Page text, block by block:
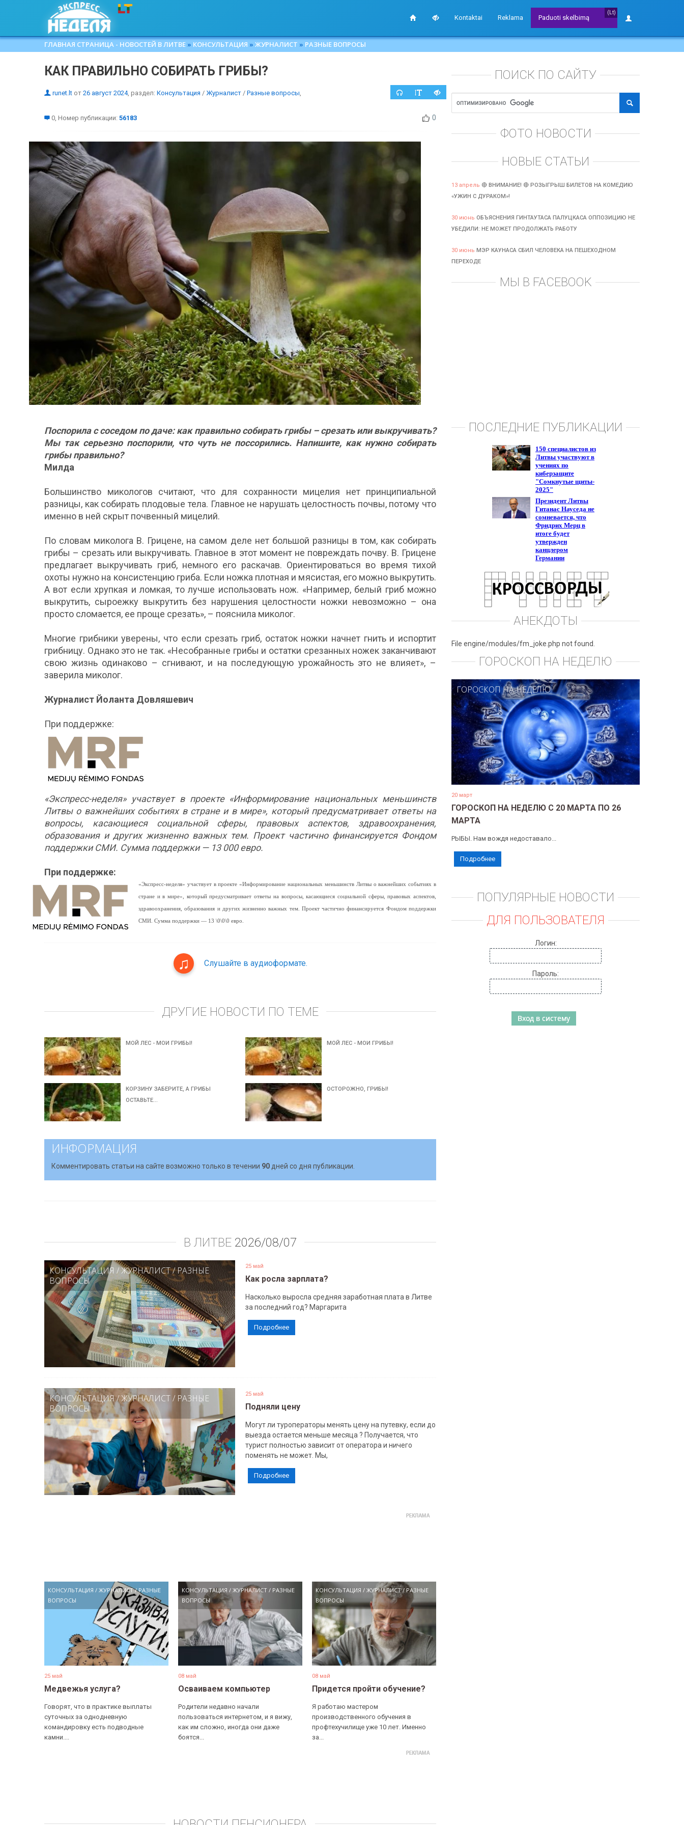
Kontaktai Reklama
(Lt)
Paduoti skelbimą
ГЛАВНАЯ СТРАНИЦА - НОВОСТЕЙ В ЛИТВЕ » КОНСУЛЬТАЦИЯ » ЖУРНАЛИСТ » РАЗНЫЕ ВОПРОСЫ
КАК ПРАВИЛЬНО СОБИРАТЬ ГРИБЫ?
runet.lt от 26 август 2024, раздел: Консультация / Журналист / Разные вопросы,
0, Номер публикации: 56183 0
Поспорила с соседом по даче: как правильно собирать грибы – срезать или выкручивать?
Мы так серьезно поспорили, что чуть не поссорились. Напишите, как нужно собирать
грибы правильно?
Милда
Большинство микологов считают, что для сохранности мицелия нет принципиальной
разницы, как собирать плодовые тела. Главное не нарушать целостность почвы, потому что
именно в ней скрыт почвенный мицелий.
По словам миколога В. Грицене, на самом деле нет большой разницы в том, как собирать
грибы – срезать или выкручивать. Главное в этот момент не повреждать почву. В. Грицене
предлагает выкручивать гриб, немного его раскачав. Ориентироваться во время тихой
охоты нужно на консистенцию гриба. Если ножка плотная и мясистая, его можно выкрутить.
А вот если хрупкая и ломкая, то лучше использовать нож. «Например, белый гриб можно
выкрутить, сыроежку выкрутить без нарушения целостности ножки невозможно – она
просто сломается, ее проще срезать», – пояснила миколог.
Многие грибники уверены, что если срезать гриб, остаток ножки начнет гнить и испортит
грибницу. Однако это не так. «Несобранные грибы и остатки срезанных ножек заканчивают
свою жизнь одинаково – сгнивают, и на последующую урожайность это не влияет», –
заверила миколог.
Журналист Йоланта Довляшевич
При поддержке:
«Экспресс-неделя» участвует в проекте «Информирование национальных меньшинств
Литвы о важнейших событиях в стране и в мире», который предусматривает ответы на
вопросы, касающиеся социальной сферы, правовых аспектов, здравоохранения,
образования и других жизненно важных тем. Проект частично финансируется Фондом
поддержки СМИ. Сумма поддержки — 13 000 евро.
При поддержке:
«Экспресс-неделя» участвует в проекте «Информирование национальных меньшинств Литвы о важнейших событиях в
стране и в мире», который предусматривает ответы на вопросы, касающиеся социальной сферы, правовых аспектов,
здравоохранения, образования и других жизненно важных тем. Проект частично финансируется Фондом поддержки
СМИ. Сумма поддержки — 13 \0\0\0 евро.
Слушайте в аудиоформате.
ДРУГИЕ НОВОСТИ ПО ТЕМЕ
МОЙ ЛЕС - МОИ ГРИБЫ! МОЙ ЛЕС - МОИ ГРИБЫ!
КОРЗИНУ ЗАБЕРИТЕ, А ГРИБЫ
ОСТАВЬТЕ…
ОСТОРОЖНО, ГРИБЫ!
ИНФОРМАЦИЯ
Комментировать статьи на сайте возможно только в течении 90 дней со дня публикации.
В ЛИТВЕ 2026/08/07
КОНСУЛЬТАЦИЯ /ЖУРНАЛИСТ/РАЗНЫЕ
ВОПРОСЫ
25 май
Как росла зарплата?
Насколько выросла средняя заработная плата в Литве
за последний год? Маргарита
Подробнее
КОНСУЛЬТАЦИЯ/ЖУРНАЛИСТ/ РАЗНЫЕ
ВОПРОСЫ
25 май
Подняли цену
Могут ли туроператоры менять цену на путевку, если до
выезда остается меньше месяца ? Получается, что
турист полностью зависит от оператора и ничего
поменять не может. Мы,
Подробнее
КОНСУЛЬТАЦИЯ / ЖУРНАЛИСТ/РАЗНЫЕ
ВОПРОСЫ
25 май
Медвежья услуга?
Говорят, что в практике выплаты
суточных за однодневную
командировку есть подводные
камни....
КОНСУЛЬТАЦИЯ /ЖУРНАЛИСТ / РАЗНЫЕ
ВОПРОСЫ
08 май
Осваиваем компьютер
Родители недавно начали
пользоваться интернетом, и я вижу,
как им сложно, иногда они даже
боятся...
КОНСУЛЬТАЦИЯ /ЖУРНАЛИСТ/ РАЗНЫЕ
ВОПРОСЫ
08 май
Придется пройти обучение?
Я работаю мастером
производственного обучения в
профтехучилище уже 10 лет. Именно
за...
ПОИСК ПО САЙТУ
ФОТО НОВОСТИ
НОВЫЕ СТАТЬИ
13 апрель 🔴 ВНИМАНИЕ! 🔴 РОЗЫГРЫШ БИЛЕТОВ НА КОМЕДИЮ
«УЖИН С ДУРАКОМ»!
30 июнь ОБЪЯСНЕНИЯ ГИНТАУТАСА ПАЛУЦКАСА ОППОЗИЦИЮ НЕ
УБЕДИЛИ: НЕ МОЖЕТ ПРОДОЛЖАТЬ РАБОТУ
30 июнь МЭР КАУНАСА СБИЛ ЧЕЛОВЕКА НА ПЕШЕХОДНОМ
ПЕРЕХОДЕ
МЫ В FACEBOOK
ПОСЛЕДНИЕ ПУБЛИКАЦИИ
АНЕКДОТЫ
File engine/modules/fm_joke.php not found.
ГОРОСКОП НА НЕДЕЛЮ
ГОРОСКОП НА НЕДЕЛЮ
20 март
ГОРОСКОП НА НЕДЕЛЮ С 20 МАРТА ПО 26
МАРТА
РЫБЫ. Нам вождя недоставало...
Подробнее
ПОПУЛЯРНЫЕ НОВОСТИ
ДЛЯ ПОЛЬЗОВАТЕЛЯ
Логин:
Пароль: